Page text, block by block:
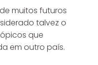
muitos futuros
talvez o
que
em outro país.